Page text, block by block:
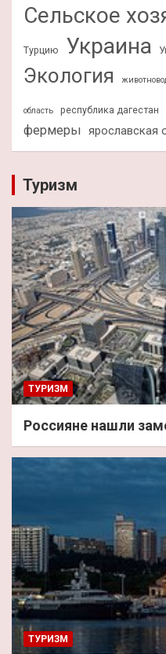
Сельское
Турцию Украина
Экология
область республика дагестан
фермеры ярославская
Туризм
ТУРИЗМ
Россияне нашли
ТУРИЗМ